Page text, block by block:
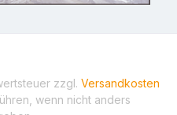
zzgl. Versandkosten
wenn nicht anders